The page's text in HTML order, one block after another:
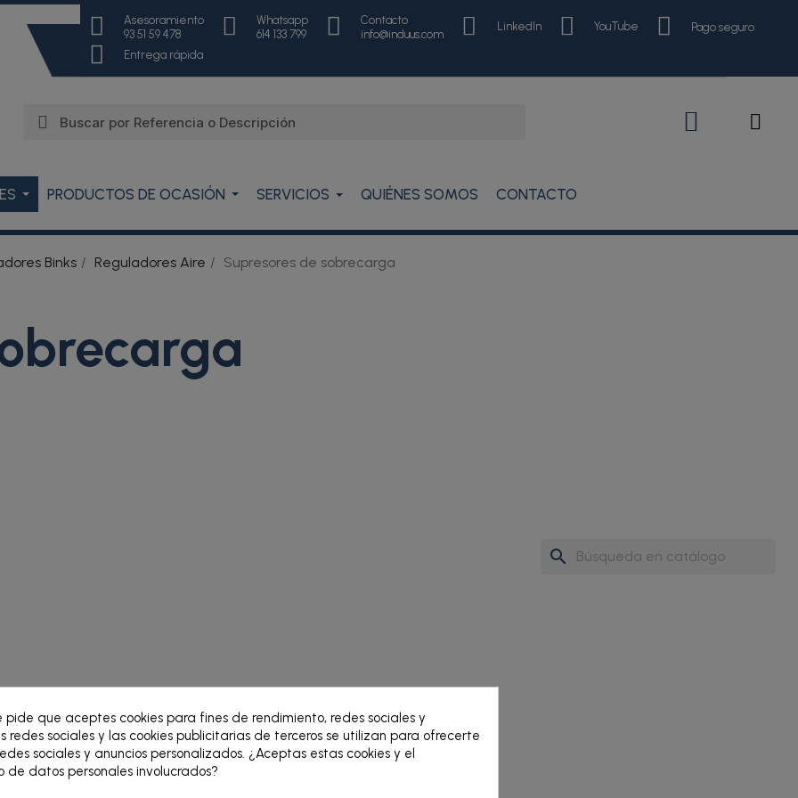
Asesoramiento
93 51 59 478
Whatsapp
614 133 799
Contacto
info@induus.com
LinkedIn YouTube Pago seguro
Entrega rápida
PRODUCTOS DE OCASIÓN SERVICIOS QUIÉNES SOMOS CONTACTO
Binks Reguladores Aire Supresores de sobrecarga
search
que aceptes cookies para fines de rendimiento, redes sociales y
redes sociales y las cookies publicitarias de terceros se utilizan para ofrecerte
sociales y anuncios personalizados. ¿Aceptas estas cookies y el
de datos personales involucrados?